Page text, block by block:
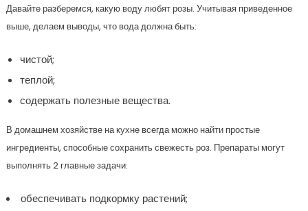
Давайте разберемся, какую воду любят розы. Учитывая приведенное
выше, делаем выводы, что вода должна быть:
чистой;
теплой;
содержать полезные вещества.
В домашнем хозяйстве на кухне всегда можно найти простые
ингредиенты, способные сохранить свежесть роз. Препараты могут
выполнять 2 главные задачи:
обеспечивать подкормку растений;